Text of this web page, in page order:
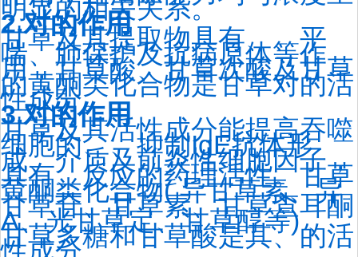
明显的相关关系。
2.对的作用
甘草及其提取物具有、、平
喘、肺保护及抗病原体等作
用，甘草酸、甘草次酸及甘草
的黄酮类化合物是甘草对的活
性成分。
3.对的作用
甘草及其活性成分能提高吞噬
细胞的、、抑制IgE抗体形
成、介质及前炎性细胞因子，
具有、反应的药理活性。甘草
黄酮类化合物( 异甘草素、异
甘草苷、甘草素、甘草查耳酮
A、光甘草定、甘草醇等) 、
甘草多糖和甘草酸是其、的活
性成分。